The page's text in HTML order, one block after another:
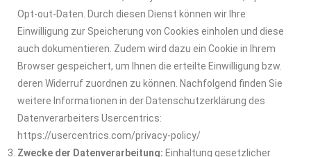
Opt-out-Daten. Durch diesen Dienst können wir Ihre
Einwilligung zur Speicherung von Cookies einholen und diese
auch dokumentieren. Zudem wird dazu ein Cookie in Ihrem
Browser gespeichert, um Ihnen die erteilte Einwilligung bzw.
deren Widerruf zuordnen zu können. Nachfolgend finden Sie
weitere Informationen in der Datenschutzerklärung des
Datenverarbeiters Usercentrics:
https://usercentrics.com/privacy-policy/
Zwecke der Datenverarbeitung: Einhaltung gesetzlicher